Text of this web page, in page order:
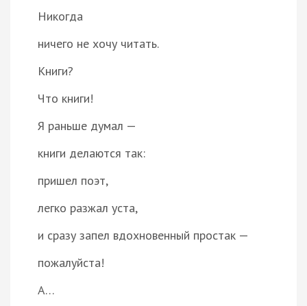
Никогда
ничего не хочу читать.
Книги?
Что книги!
Я раньше думал —
книги делаются так:
пришел поэт,
легко разжал уста,
и сразу запел вдохновенный простак —
пожалуйста!
А…